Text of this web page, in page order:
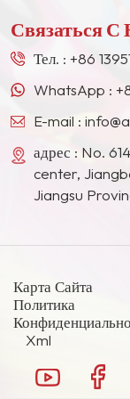
значительно
самоизмельчающейся
пасты или
приготовления
труд)Низкий
цветаΔe>1,0
Востоке, в Юго-
Корее и других
Связаться С
Тел. : +86
WhatsApp :
E-mail :
адрес : No.
center,
Jiangsu
Карта Сайта
Политика
Xml